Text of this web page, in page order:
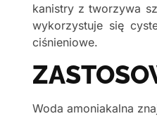
kanistry z tworzywa
wykorzystuje się
ciśnieniowe.
Woda amoniakalna